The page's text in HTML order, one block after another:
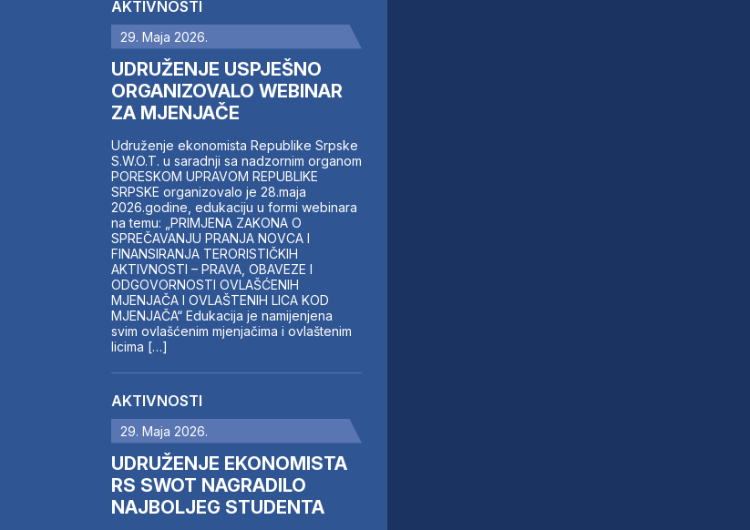
AKTIVNOSTI
29. Maja 2026.
UDRUŽENJE USPJEŠNO
ORGANIZOVALO WEBINAR
ZA MJENJAČE
Udruženje ekonomista Republike Srpske
S.W.O.T. u saradnji sa nadzornim organom
PORESKOM UPRAVOM REPUBLIKE
SRPSKE organizovalo je 28.maja
2026.godine, edukaciju u formi webinara
na temu: „PRIMJENA ZAKONA O
SPREČAVANJU PRANJA NOVCA I
FINANSIRANJA TERORISTIČKIH
AKTIVNOSTI – PRAVA, OBAVEZE I
ODGOVORNOSTI OVLAŠĆENIH
MJENJAČA I OVLAŠTENIH LICA KOD
MJENJAČA“ Edukacija je namijenjena
svim ovlašćenim mjenjačima i ovlaštenim
licima […]
AKTIVNOSTI
29. Maja 2026.
UDRUŽENJE EKONOMISTA
RS SWOT NAGRADILO
NAJBOLJEG STUDENTA